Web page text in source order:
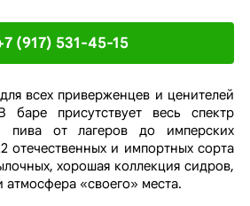
(917) 531-45-15
всех приверженцев и ценителей
баре присутствует весь спектр
пива от лагеров до имперских
отечественных и импортных сорта
хорошая коллекция сидров,
атмосфера «своего» места.